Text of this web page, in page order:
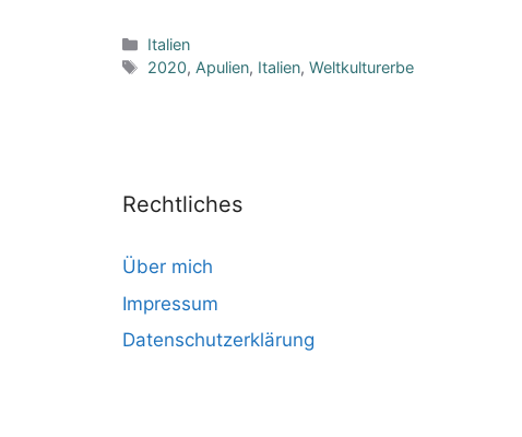
Kategorien
Italien
Schlagwörter
2020, Apulien, Italien,Weltkulturerbe
Rechtliches
Über mich
Impressum
Datenschutzerklärung